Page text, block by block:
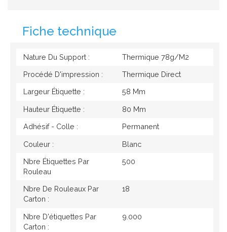
Fiche technique
Nature Du Support : Thermique 78g/M2
Procédé D'impression : Thermique Direct
Largeur Étiquette : 58 Mm
Hauteur Étiquette : 80 Mm
Adhésif - Colle : Permanent
Couleur : Blanc
Nbre Étiquettes Par
Rouleau
500
Nbre De Rouleaux Par
Carton :
18
Nbre D'étiquettes Par
Carton :
9.000